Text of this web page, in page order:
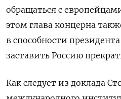
обращаться с
этом глава концерна
в способности
заставить Россию
Как следует из доклада